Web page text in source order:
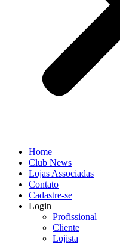
Home
Club News
Lojas Associadas
Contato
Cadastre-se
Login
Profissional
Cliente
Lojista